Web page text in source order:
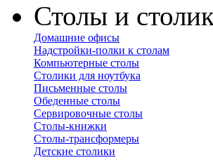
Столы и
Домашние офисы
Надстройки-полки к столам
Компьютерные столы
Столики для ноутбука
Письменные столы
Обеденные столы
Сервировочные столы
Столы-книжки
Столы-трансформеры
Детские столики